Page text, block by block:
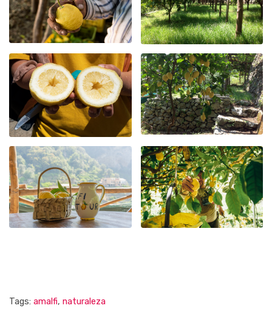
Tags: amalfi, naturaleza